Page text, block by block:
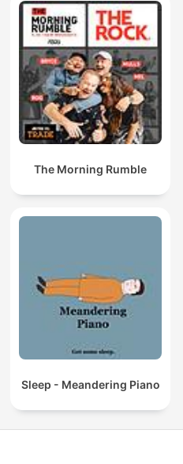
The Morning Rumble
Sleep - Meandering Piano